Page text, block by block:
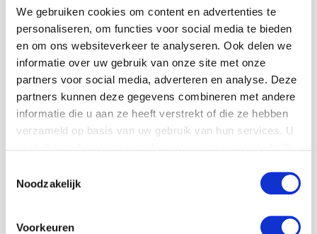
We gebruiken cookies om content en advertenties te
personaliseren, om functies voor social media te bieden
en om ons websiteverkeer te analyseren. Ook delen we
informatie over uw gebruik van onze site met onze
partners voor social media, adverteren en analyse. Deze
partners kunnen deze gegevens combineren met andere
informatie die u aan ze heeft verstrekt of die ze hebben
verzameld op basis van uw gebruik van hun services. U
Noodzakelijk
Voorkeuren
Wil je deze MaS
stage gaan doen?
"*" geeft vereiste velden aan
Wachtwoord
jouw school